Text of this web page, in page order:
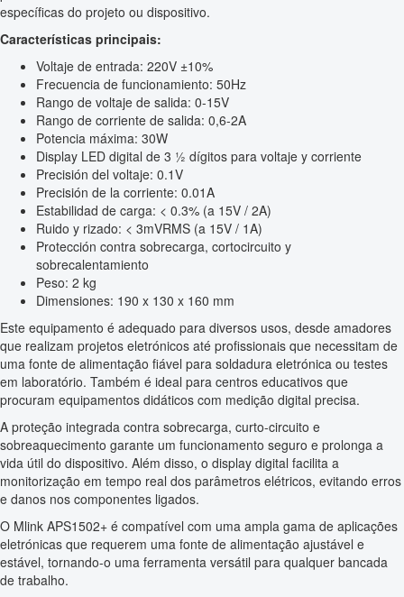
específicas do projeto ou dispositivo.
Características principais:
Voltaje de entrada: 220V ±10%
Frecuencia de funcionamiento: 50Hz
Rango de voltaje de salida: 0-15V
Rango de corriente de salida: 0,6-2A
Potencia máxima: 30W
Display LED digital de 3 ½ dígitos para voltaje y corriente
Precisión del voltaje: 0.1V
Precisión de la corriente: 0.01A
Estabilidad de carga: < 0.3% (a 15V / 2A)
Ruido y rizado: < 3mVRMS (a 15V / 1A)
Protección contra sobrecarga, cortocircuito y
sobrecalentamiento
Peso: 2 kg
Dimensiones: 190 x 130 x 160 mm
Este equipamento é adequado para diversos usos, desde amadores
que realizam projetos eletrónicos até profissionais que necessitam de
uma fonte de alimentação fiável para soldadura eletrónica ou testes
em laboratório. Também é ideal para centros educativos que
procuram equipamentos didáticos com medição digital precisa.
A proteção integrada contra sobrecarga, curto-circuito e
sobreaquecimento garante um funcionamento seguro e prolonga a
vida útil do dispositivo. Além disso, o display digital facilita a
monitorização em tempo real dos parâmetros elétricos, evitando erros
e danos nos componentes ligados.
O Mlink APS1502+ é compatível com uma ampla gama de aplicações
eletrónicas que requerem uma fonte de alimentação ajustável e
estável, tornando-o uma ferramenta versátil para qualquer bancada
de trabalho.